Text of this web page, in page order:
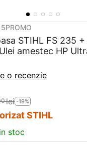
STIHL FS 235
amestec HP
o recenzie
lei -19%
STIHL
stoc